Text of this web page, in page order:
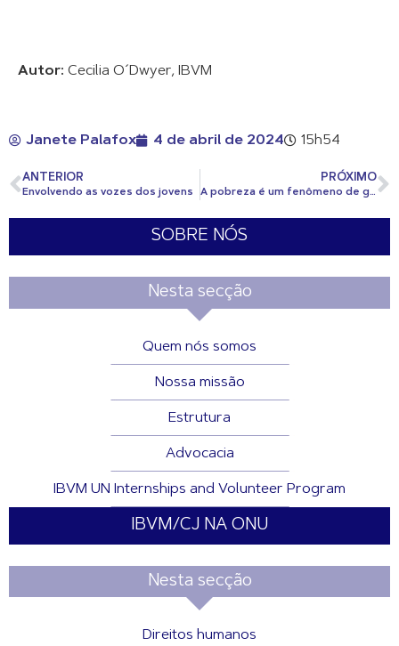
Autor: Cecilia O´Dwyer, IBVM
Janete Palafox 4 de abril de 2024 15h54
ANTERIOR
Envolvendo as vozes dos jovens
PRÓXIMO
A pobreza é um fenômeno de gênero com rosto feminino
SOBRE NÓS
Nesta secção
Quem nós somos
Nossa missão
Estrutura
Advocacia
IBVM UN Internships and Volunteer Program
IBVM/CJ NA ONU
Nesta secção
Direitos humanos